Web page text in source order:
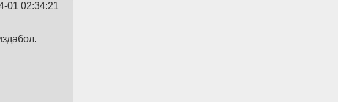
01 02:34:21